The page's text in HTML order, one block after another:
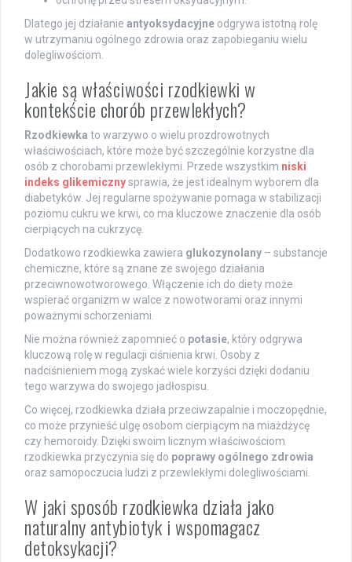
Dlatego jej działanie antyoksydacyjne odgrywa istotną rolę
w utrzymaniu ogólnego zdrowia oraz zapobieganiu wielu
dolegliwościom.
Jakie są właściwości rzodkiewki w
kontekście chorób przewlekłych?
Rzodkiewka to warzywo o wielu prozdrowotnych
właściwościach, które może być szczególnie korzystne dla
osób z chorobami przewlekłymi. Przede wszystkim niski
indeks glikemicznysprawia, że jest idealnym wyborem dla
diabetyków. Jej regularne spożywanie pomaga w stabilizacji
poziomu cukru we krwi, co ma kluczowe znaczenie dla osób
cierpiących na cukrzycę.
Dodatkowo rzodkiewka zawiera glukozynolany – substancje
chemiczne, które są znane ze swojego działania
przeciwnowotworowego. Włączenie ich do diety może
wspierać organizm w walce z nowotworami oraz innymi
poważnymi schorzeniami.
Nie można również zapomnieć o potasie, który odgrywa
kluczową rolę w regulacji ciśnienia krwi. Osoby z
nadciśnieniem mogą zyskać wiele korzyści dzięki dodaniu
tego warzywa do swojego jadłospisu.
Co więcej, rzodkiewka działa przeciwzapalnie i moczopędnie,
co może przynieść ulgę osobom cierpiącym na miażdżycę
czy hemoroidy. Dzięki swoim licznym właściwościom
rzodkiewka przyczynia się do poprawy ogólnego zdrowia
oraz samopoczucia ludzi z przewlekłymi dolegliwościami.
W jaki sposób rzodkiewka działa jako
naturalny antybiotyk i wspomagacz
detoksykacji?